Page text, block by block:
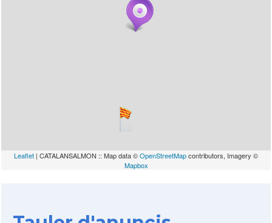
Leaflet | CATALANSALMON :: Map data ©OpenStreetMapcontributors, Imagery ©
Mapbox